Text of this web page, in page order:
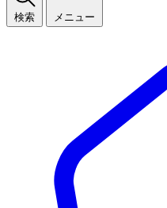
検索 メニュー